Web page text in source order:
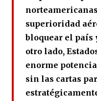
superioridad
bloquear el país
otro lado,
enorme
sin las cartas